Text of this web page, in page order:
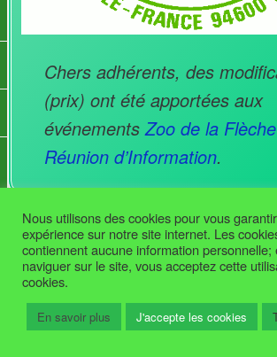
Chers adhérents, des
(prix) ont été apportées aux
événements Zoo de la Flèche
Réunion d’Information.
Fièrement propulsé par
Nous utilisons des cookies pour vous
expérience sur notre site internet. Les
contiennent aucune information personnelle;
naviguer sur le site, vous acceptez cette
cookies.
En savoir plus J'accepte les cookies